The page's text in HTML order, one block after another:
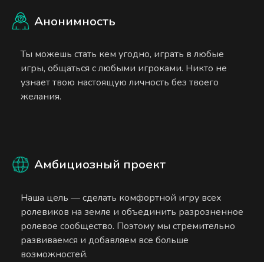
Анонимность
Ты можешь стать кем угодно, играть в любые
игры, общаться с любыми игроками. Никто не
узнает твою настоящую личность без твоего
желания.
Амбициозный проект
Наша цель — сделать комфортной игру всех
ролевиков на земле и объединить разрозненное
ролевое сообщество. Поэтому мы стремительно
развиваемся и добавляем все больше
возможностей.